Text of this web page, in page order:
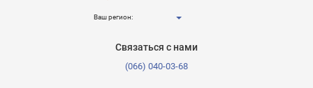
Ваш регион:
Связаться с нами
(066) 040-03-68